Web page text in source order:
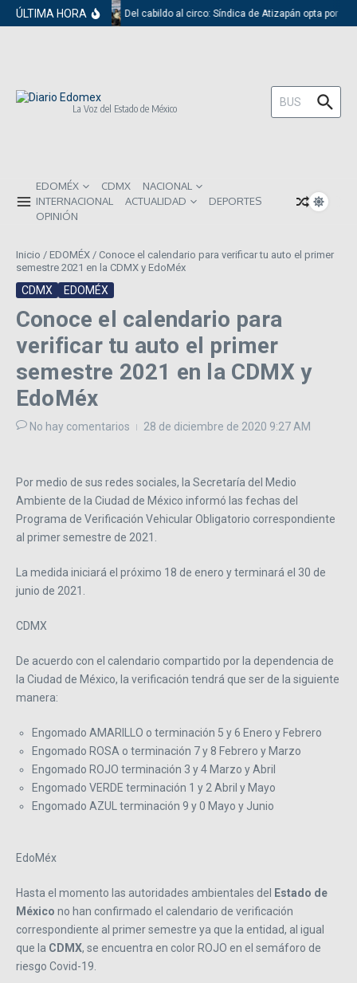
Saltar al contenido
ÚLTIMA HORA Del cabildo al circo: Síndica de Atizapán opta por el
La Voz del Estado de México
Buscar:
EDOMÉX CDMX
NACIONAL
INTERNACIONAL
ACTUALIDAD
DEPORTES
OPINIÓN
Inicio / EDOMÉX / Conoce el calendario para verificar tu auto el primer
semestre 2021 en la CDMX y EdoMéx
CDMX EDOMÉX
Conoce el calendario para
verificar tu auto el primer
semestre 2021 en la CDMX y
EdoMéx
No hay comentarios 28 de diciembre de 2020 9:27 AM
Por medio de sus redes sociales, la Secretaría del Medio
Ambiente de la Ciudad de México informó las fechas del
Programa de Verificación Vehicular Obligatorio correspondiente
al primer semestre de 2021.
La medida iniciará el próximo 18 de enero y terminará el 30 de
junio de 2021.
CDMX
De acuerdo con el calendario compartido por la dependencia de
la Ciudad de México, la verificación tendrá que ser de la siguiente
manera:
Engomado AMARILLO o terminación 5 y 6 Enero y Febrero
Engomado ROSA o terminación 7 y 8 Febrero y Marzo
Engomado ROJO terminación 3 y 4 Marzo y Abril
Engomado VERDE terminación 1 y 2 Abril y Mayo
Engomado AZUL terminación 9 y 0 Mayo y Junio
EdoMéx
Hasta el momento las autoridades ambientales del
Estado de
México no han confirmado el calendario de verificación
correspondiente al primer semestre ya que la entidad, al igual
que la CDMX, se encuentra en color ROJO en el semáforo de
riesgo Covid-19.